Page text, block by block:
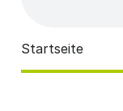
Startseite